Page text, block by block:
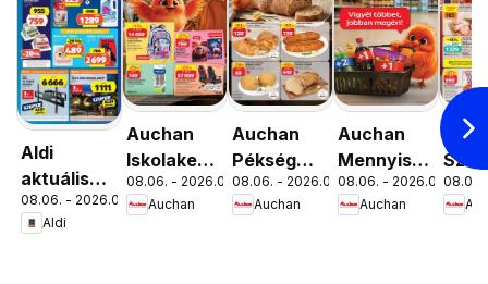
Aldi
aktuális
akciós
újság
08.06. - 2026.08.12.
Aldi
Auchan
Iskolakezdés
ajánlatok
08.06. - 2026.08.19.
Auchan
Auchan
Pékség
ajánlataink
08.06. - 2026.08.12.
Auchan
Auchan
Mennyiségi
kedvezmény
ajánlataink
08.06. - 2026.08.19.
Auchan
08.06.